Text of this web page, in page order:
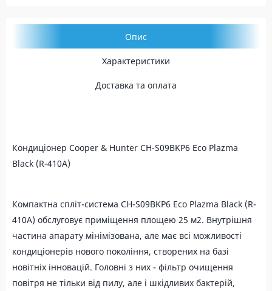
Опис
Характеристики
Доставка та оплата
Кондиціонер Cooper & Hunter СH-S09BKP6 Eco Plazma
Black (R-410A)
Компактна спліт-система СH-S09BKP6 Eco Plazma Black (R-
410A) обслуговує приміщення площею 25 м2. Внутрішня
частина апарату мінімізована, але має всі можливості
кондиціонерів нового покоління, створених на базі
новітніх інновацій. Головні з них - фільтр очищення
повітря не тільки від пилу, але і шкідливих бактерій,